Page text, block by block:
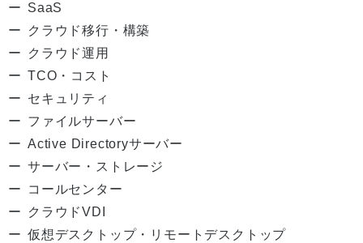
SaaS
クラウド移行・構築
クラウド運用
TCO・コスト
セキュリティ
ファイルサーバー
Active Directoryサーバー
サーバー・ストレージ
コールセンター
クラウドVDI
仮想デスクトップ・リモートデスクトップ